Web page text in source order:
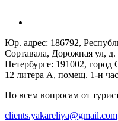
Юр. адрес: 186792,
Сортавала, Дорожная ул,
Петербурге: 191002,
12 литера А, помещ. 1-н
По всем вопросам от
clients.yakareliya@gmail.com